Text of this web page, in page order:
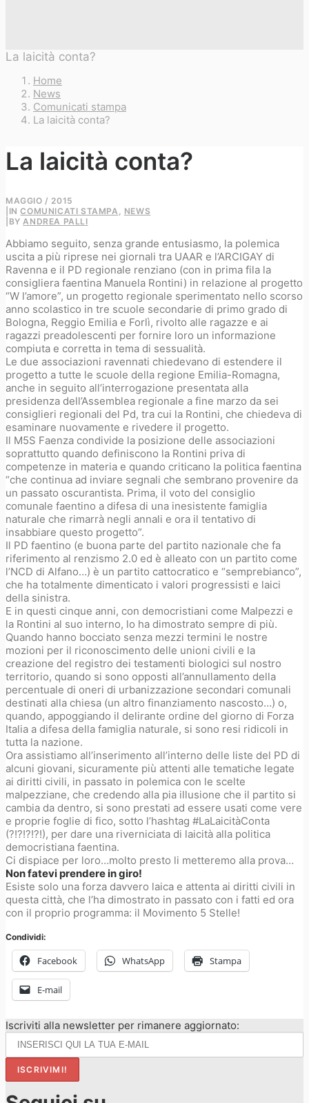
La laicità conta?
Home
News
Comunicati stampa
La laicità conta?
La laicità conta?
MAGGIO / 2015
INCOMUNICATI STAMPA , NEWS
BYANDREA PALLI
Abbiamo seguito, senza grande entusiasmo, la polemica
uscita a più riprese nei giornali tra UAAR e l’ARCIGAY di
Ravenna e il PD regionale renziano (con in prima fila la
consigliera faentina Manuela Rontini) in relazione al progetto
“W l’amore”, un progetto regionale sperimentato nello scorso
anno scolastico in tre scuole secondarie di primo grado di
Bologna, Reggio Emilia e Forlì, rivolto alle ragazze e ai
ragazzi preadolescenti per fornire loro un informazione
compiuta e corretta in tema di sessualità.
Le due associazioni ravennati chiedevano di estendere il
progetto a tutte le scuole della regione Emilia-Romagna,
anche in seguito all’interrogazione presentata alla
presidenza dell’Assemblea regionale a fine marzo da sei
consiglieri regionali del Pd, tra cui la Rontini, che chiedeva di
esaminare nuovamente e rivedere il progetto.
Il M5S Faenza condivide la posizione delle associazioni
soprattutto quando definiscono la Rontini priva di
competenze in materia e quando criticano la politica faentina
“che continua ad inviare segnali che sembrano provenire da
un passato oscurantista. Prima, il voto del consiglio
comunale faentino a difesa di una inesistente famiglia
naturale che rimarrà negli annali e ora il tentativo di
insabbiare questo progetto”.
Il PD faentino (e buona parte del partito nazionale che fa
riferimento al renzismo 2.0 ed è alleato con un partito come
l’NCD di Alfano…) è un partito cattocratico e “semprebianco”,
che ha totalmente dimenticato i valori progressisti e laici
della sinistra.
E in questi cinque anni, con democristiani come Malpezzi e
la Rontini al suo interno, lo ha dimostrato sempre di più.
Quando hanno bocciato senza mezzi termini le nostre
mozioni per il riconoscimento delle unioni civili e la
creazione del registro dei testamenti biologici sul nostro
territorio, quando si sono opposti all’annullamento della
percentuale di oneri di urbanizzazione secondari comunali
destinati alla chiesa (un altro finanziamento nascosto…) o,
quando, appoggiando il delirante ordine del giorno di Forza
Italia a difesa della famiglia naturale, si sono resi ridicoli in
tutta la nazione.
Ora assistiamo all’inserimento all’interno delle liste del PD di
alcuni giovani, sicuramente più attenti alle tematiche legate
ai diritti civili, in passato in polemica con le scelte
malpezziane, che credendo alla pia illusione che il partito si
cambia da dentro, si sono prestati ad essere usati come vere
e proprie foglie di fico, sotto l’hashtag #LaLaicitàConta
(?!?!?!?!), per dare una riverniciata di laicità alla politica
democristiana faentina.
Ci dispiace per loro…molto presto li metteremo alla prova…
Non fatevi prendere in giro!
Esiste solo una forza davvero laica e attenta ai diritti civili in
questa città, che l’ha dimostrato in passato con i fatti ed ora
con il proprio programma: il Movimento 5 Stelle!
Condividi:
Facebook WhatsApp Stampa
E-mail
Iscriviti alla newsletter per rimanere aggiornato: